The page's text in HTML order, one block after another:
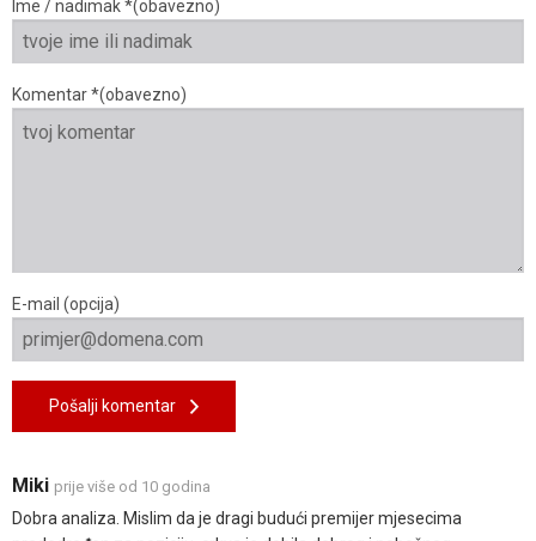
Ime / nadimak *(obavezno)
Komentar *(obavezno)
E-mail (opcija)
Pošalji komentar
Miki prije više od 10 godina
Dobra analiza. Mislim da je dragi budući premijer mjesecima